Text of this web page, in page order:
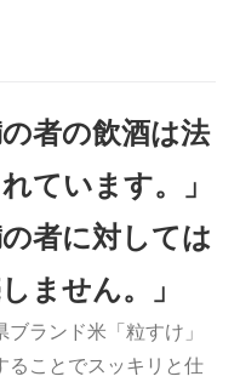
の者の飲酒は法
ています。」
の者に対しては
ません。」
ランド米「粒すけ」
ることでスッキリと仕